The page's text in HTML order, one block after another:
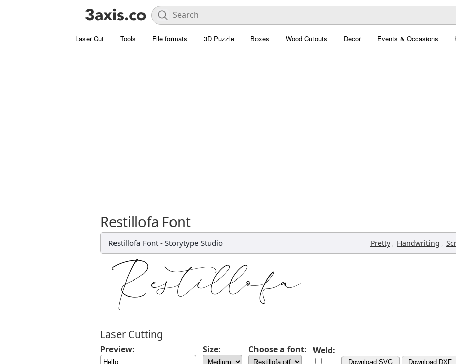
Laser Cut Tools File formats 3D Puzzle Boxes Wood Cutouts Decor Events & Occasions
Restillofa Font
Restillofa Font - Storytype Studio Pretty , Handwriting ,
Laser Cutting
Preview: Size: Choose a font: Weld:
Download SVG Download DXF